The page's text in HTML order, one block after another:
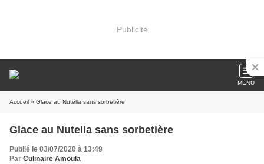
Publicité
MENU
Accueil » Glace au Nutella sans sorbetière
Glace au Nutella sans sorbetière
Publié le 03/07/2020 à 13:49
Par Culinaire Amoula